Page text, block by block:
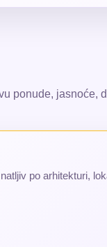
ponude, jasnoće,
po arhitekturi,